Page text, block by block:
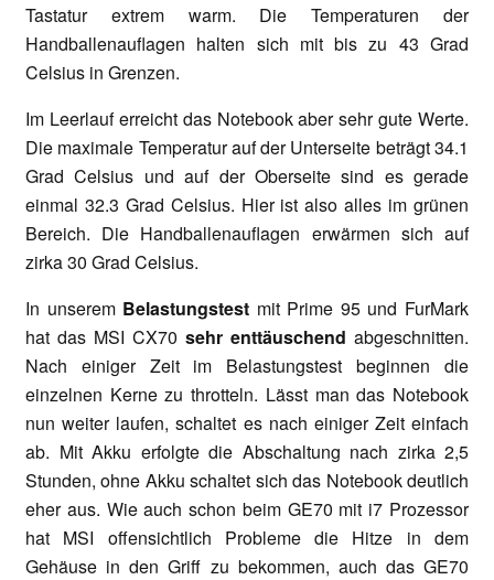
Tastatur extrem warm. Die Temperaturen der
Handballenauflagen halten sich mit bis zu 43 Grad
Celsius in Grenzen.
Im Leerlauf erreicht das Notebook aber sehr gute Werte.
Die maximale Temperatur auf der Unterseite beträgt 34.1
Grad Celsius und auf der Oberseite sind es gerade
einmal 32.3 Grad Celsius. Hier ist also alles im grünen
Bereich. Die Handballenauflagen erwärmen sich auf
zirka 30 Grad Celsius.
In unserem Belastungstest mit Prime 95 und FurMark
hat das MSI CX70 sehr enttäuschend abgeschnitten.
Nach einiger Zeit im Belastungstest beginnen die
einzelnen Kerne zu throtteln. Lässt man das Notebook
nun weiter laufen, schaltet es nach einiger Zeit einfach
ab. Mit Akku erfolgte die Abschaltung nach zirka 2,5
Stunden, ohne Akku schaltet sich das Notebook deutlich
eher aus. Wie auch schon beim GE70 mit i7 Prozessor
hat MSI offensichtlich Probleme die Hitze in dem
Gehäuse in den Griff zu bekommen, auch das GE70